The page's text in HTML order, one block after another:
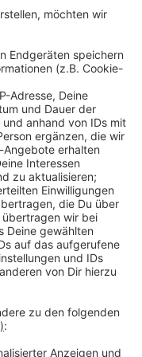
Nachspielzeit.
Punkte im
es in der
unten. Die
Das nächste
(30.04.) statt.
SC im